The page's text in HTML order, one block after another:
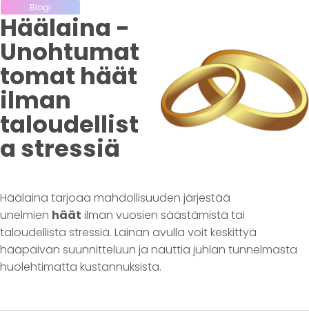
Blogi
Häälaina -
Unohtumat
tomat häät
ilman
taloudellist
a stressiä
Häälaina tarjoaa mahdollisuuden järjestää
unelmien häät ilman vuosien säästämistä tai
taloudellista stressiä. Lainan avulla voit keskittyä
hääpäivän suunnitteluun ja nauttia juhlan tunnelmasta
huolehtimatta kustannuksista.